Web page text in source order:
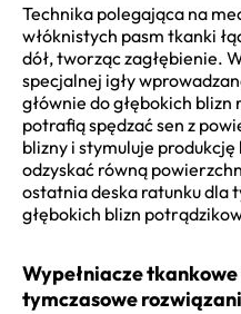
Technika polegająca na
włóknistych pasm tkanki
dół, tworząc zagłębienie.
specjalnej igły
głównie do głębokich
potrafią spędzać sen z
blizny i stymuluje
odzyskać równą
ostatnia deska ratunku dla
głębokich blizn
Wypełniacze
tymczasowe